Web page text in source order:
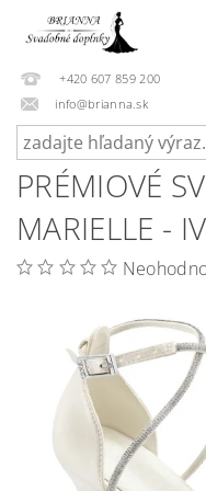
+420 607 859 200
info@brianna.sk
PRÉMIOVÉ
MARIELLE -